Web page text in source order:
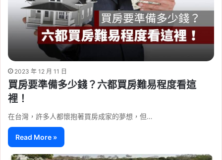
2023 年 12 月 11 日
買房要準備多少錢？六都買房難易程度看這
裡！
在台灣，許多人都懷抱著買房成家的夢想，但…
Read More »